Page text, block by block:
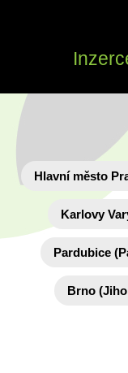
Hlavní město
Karlovy
Pardubice
Brno